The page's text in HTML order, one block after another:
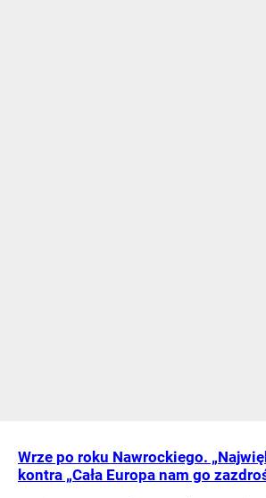
Wrze po roku Nawrockiego.
kontra „Cała Europa nam go